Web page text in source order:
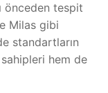
önceden tespit
Milas gibi
standartların
hem de